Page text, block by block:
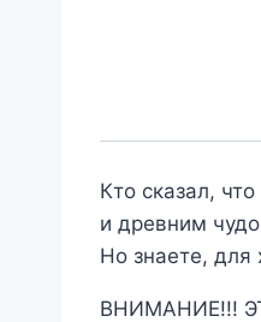
Кто сказал,
и древним
Но знаете, для
ВНИМАНИЕ!!!